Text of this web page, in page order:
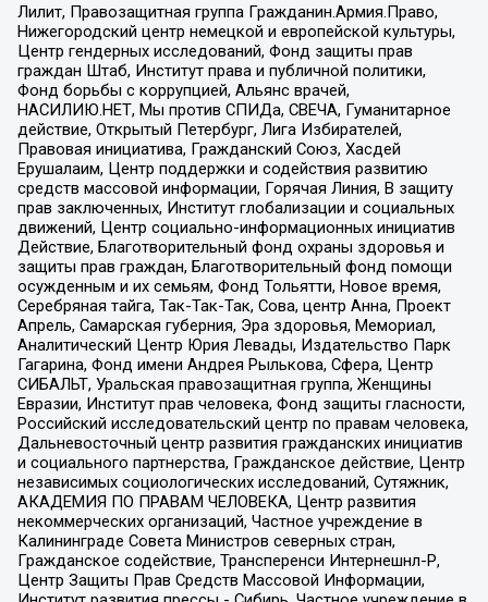
Лилит, Правозащитная группа Гражданин.Армия.Право,
Нижегородский центр немецкой и европейской культуры,
Центр гендерных исследований, Фонд защиты прав
граждан Штаб, Институт права и публичной политики,
Фонд борьбы с коррупцией, Альянс врачей,
НАСИЛИЮ.НЕТ, Мы против СПИДа, СВЕЧА, Гуманитарное
действие, Открытый Петербург, Лига Избирателей,
Правовая инициатива, Гражданский Союз, Хасдей
Ерушалаим, Центр поддержки и содействия развитию
средств массовой информации, Горячая Линия, В защиту
прав заключенных, Институт глобализации и социальных
движений, Центр социально-информационных инициатив
Действие, Благотворительный фонд охраны здоровья и
защиты прав граждан, Благотворительный фонд помощи
осужденным и их семьям, Фонд Тольятти, Новое время,
Серебряная тайга, Так-Так-Так, Сова, центр Анна, Проект
Апрель, Самарская губерния, Эра здоровья, Мемориал,
Аналитический Центр Юрия Левады, Издательство Парк
Гагарина, Фонд имени Андрея Рылькова, Сфера, Центр
СИБАЛЬТ, Уральская правозащитная группа, Женщины
Евразии, Институт прав человека, Фонд защиты гласности,
Российский исследовательский центр по правам человека,
Дальневосточный центр развития гражданских инициатив
и социального партнерства, Гражданское действие, Центр
независимых социологических исследований, Сутяжник,
АКАДЕМИЯ ПО ПРАВАМ ЧЕЛОВЕКА, Центр развития
некоммерческих организаций, Частное учреждение в
Калининграде Совета Министров северных стран,
Гражданское содействие, Трансперенси Интернешнл-Р,
Центр Защиты Прав Средств Массовой Информации,